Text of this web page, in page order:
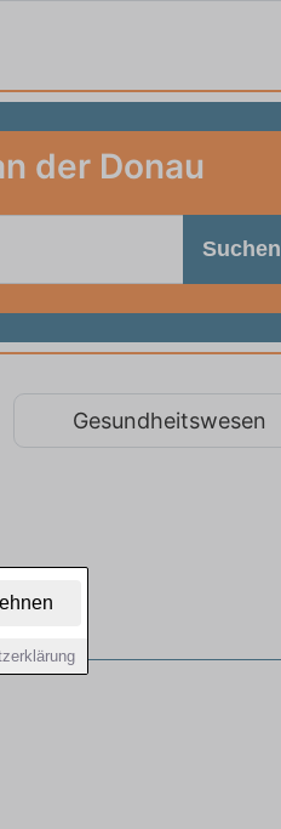
der Donau
Suchen
Gesundheitswesen